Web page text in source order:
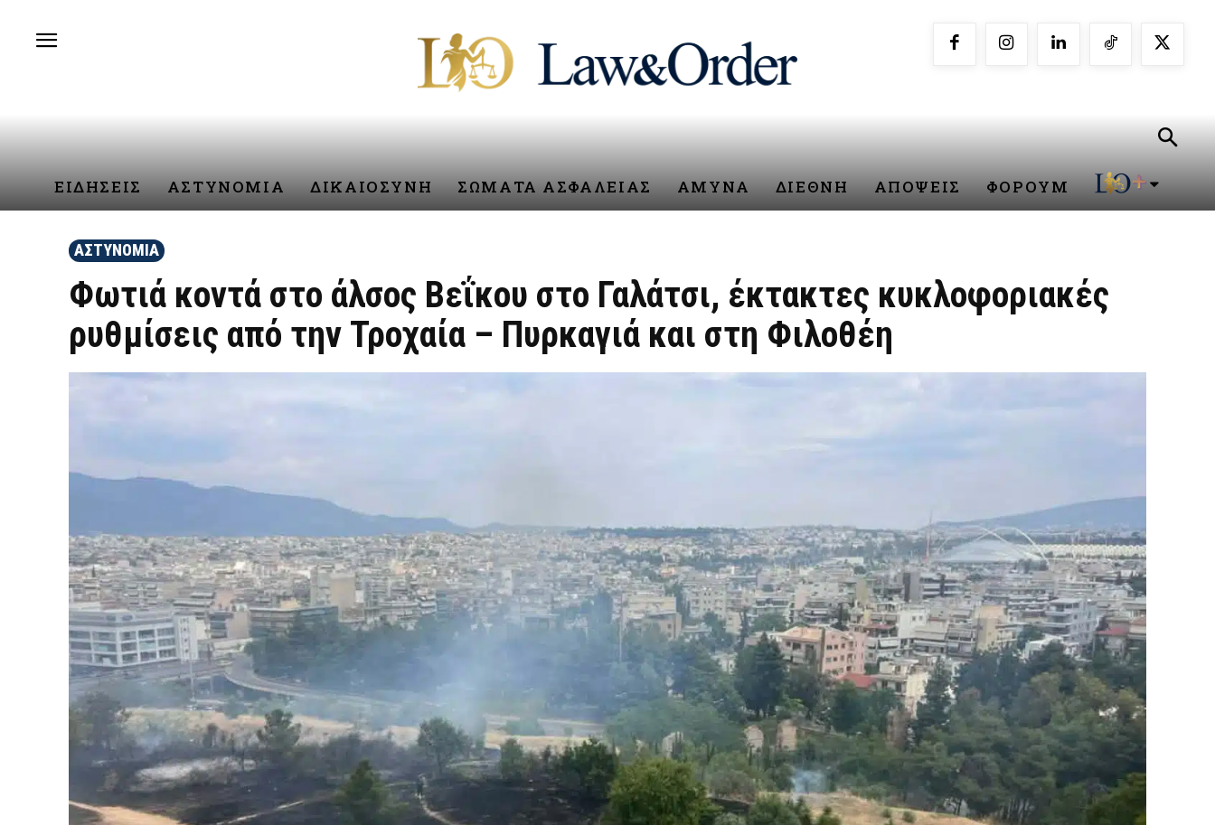
ΕΙΔΗΣΕΙΣ ΑΣΤΥΝΟΜΙΑ ΔΙΚΑΙΟΣΥΝΗ ΣΩΜΑΤΑ ΑΣΦΑΛΕΙΑΣ ΑΜΥΝΑ ΔΙΕΘΝΗ ΑΠΟΨΕΙΣ ΦΟΡΟΥΜ
ΑΣΤΥΝΟΜΙΑ
Φωτιά κοντά στο άλσος Βεΐκου στο Γαλάτσι, έκτακτες κυκλοφοριακές
ρυθμίσεις από την Τροχαία – Πυρκαγιά και στη Φιλοθέη